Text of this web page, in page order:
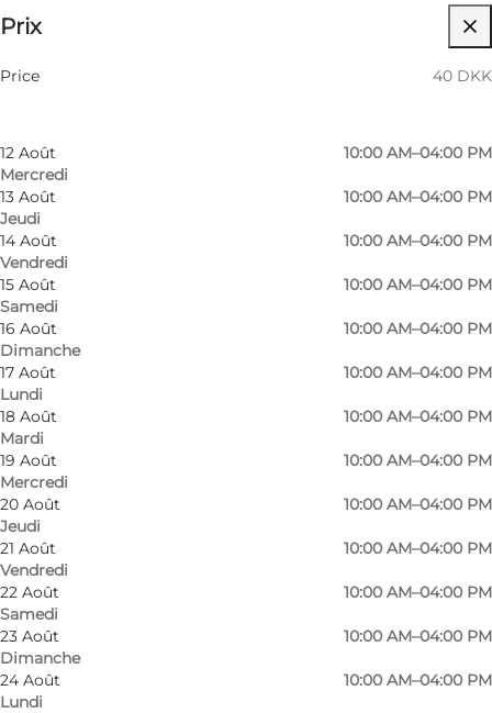
Filtrer par mois
10 Août
Lundi
12 Août
Mercredi
10:00 AM–04:00 PM
13 Août
Jeudi
10:00 AM–04:00 PM
14 Août
Vendredi
10:00 AM–04:00 PM
15 Août
Samedi
10:00 AM–04:00 PM
16 Août
Dimanche
10:00 AM–04:00 PM
17 Août
Lundi
10:00 AM–04:00 PM
18 Août
Mardi
10:00 AM–04:00 PM
19 Août
Mercredi
10:00 AM–04:00 PM
20 Août
Jeudi
10:00 AM–04:00 PM
21 Août
Vendredi
10:00 AM–04:00 PM
22 Août
Samedi
10:00 AM–04:00 PM
23 Août
Dimanche
10:00 AM–04:00 PM
24 Août
Lundi
10:00 AM–04:00 PM
Prix
Price 40 DKK
Photo Photo